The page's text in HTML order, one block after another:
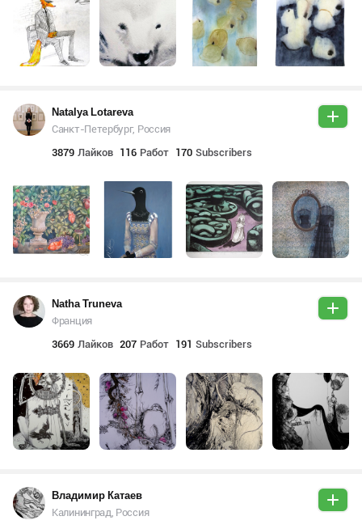
Natalya Lotareva
Санкт-Петербург, Россия
3879 Лайков 116 Работ 170 Subscribers
Natha Truneva
Франция
3669 Лайков 207 Работ 191 Subscribers
Владимир Катаев
Калининград, Россия